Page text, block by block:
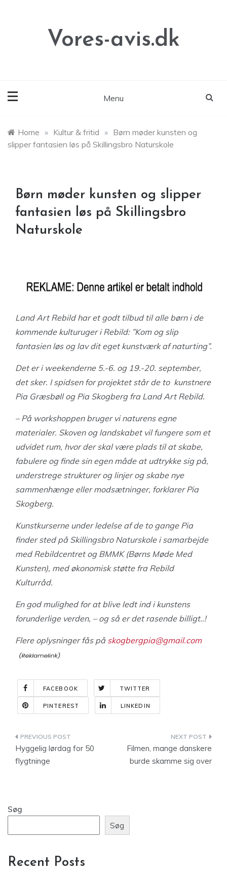
Vores-avis.dk
Menu
Home » Kultur & fritid » Børn møder kunsten og
slipper fantasien løs på Skillingsbro Naturskole
Børn møder kunsten og slipper
fantasien løs på Skillingsbro
Naturskole
Land Art Rebild har et godt tilbud til alle børn i de
kommende kulturuger i Rebild: ”Kom og slip
fantasien løs og lav dit eget kunstværk af naturting”.
Det er i weekenderne 5.-6. og 19.-20. september,
det sker. I spidsen for projektet står de to kunstnere
Pia Græsbøll og Pia Skogberg fra Land Art Rebild.
– På workshoppen bruger vi naturens egne
materialer. Skoven og landskabet vil fungere som et
udvidet rum, hvor der skal være plads til at skabe,
fabulere og finde sin egen måde at udtrykke sig på,
understrege strukturer og linjer og skabe nye
sammenhænge eller modsætninger, forklarer Pia
Skogberg.
Kunstkurserne under ledelse af de to gange Pia
finder sted på Skillingsbro Naturskole i samarbejde
med Rebildcentret og BMMK (Børns Møde Med
Kunsten), med økonomisk støtte fra Rebild
Kulturråd.
En god mulighed for at blive ledt ind i kunstens
forunderlige verden, – og så er det rasende billigt..!
Flere oplysninger fås på skogbergpia@gmail.com
FACEBOOK TWITTER
PINTEREST LINKEDIN
Indlægsnavigation
Hyggelig lørdag for 50
flygtninge
Filmen, mange danskere
burde skamme sig over
Søg
Søg
Recent Posts